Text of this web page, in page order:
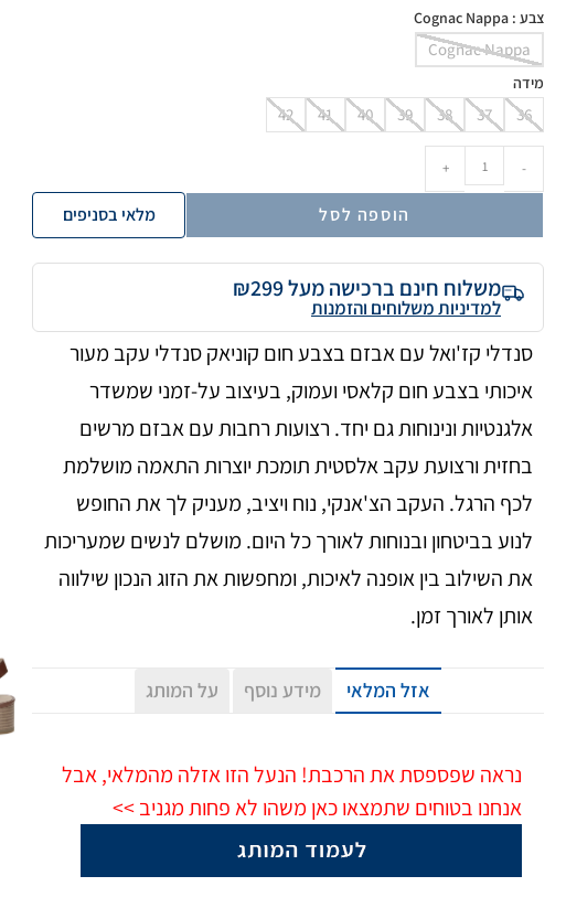
צבע : Cognac Nappa
Cognac Nappa
מידה
36
37
38
39
40
41
42
-
+
הוספה לסל מלאי בסניפים
משלוח חינם ברכישה מעל ₪299
למדיניות משלוחים והזמנות
סנדלי קז'ואל עם אבזם בצבע חום קוניאק סנדלי עקב מעור
איכותי בצבע חום קלאסי ועמוק, בעיצוב על-זמני שמשדר
אלגנטיות ונינוחות גם יחד. רצועות רחבות עם אבזם מרשים
בחזית ורצועת עקב אלסטית תומכת יוצרות התאמה מושלמת
לכף הרגל. העקב הצ'אנקי, נוח ויציב, מעניק לך את החופש
לנוע בביטחון ובנוחות לאורך כל היום. מושלם לנשים שמעריכות
את השילוב בין אופנה לאיכות, ומחפשות את הזוג הנכון שילווה
אותן לאורך זמן.
אזל המלאי מידע נוסף על המותג
נראה שפספסת את הרכבת! הנעל הזו אזלה מהמלאי, אבל
אנחנו בטוחים שתמצאו כאן משהו לא פחות מגניב >>